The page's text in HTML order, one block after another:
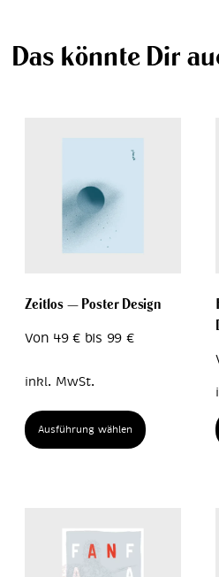
Das könnte Dir
Zeitlos – Poster Design
Von 49€ bis 99 €
inkl. MwSt.
Ausführung wählen